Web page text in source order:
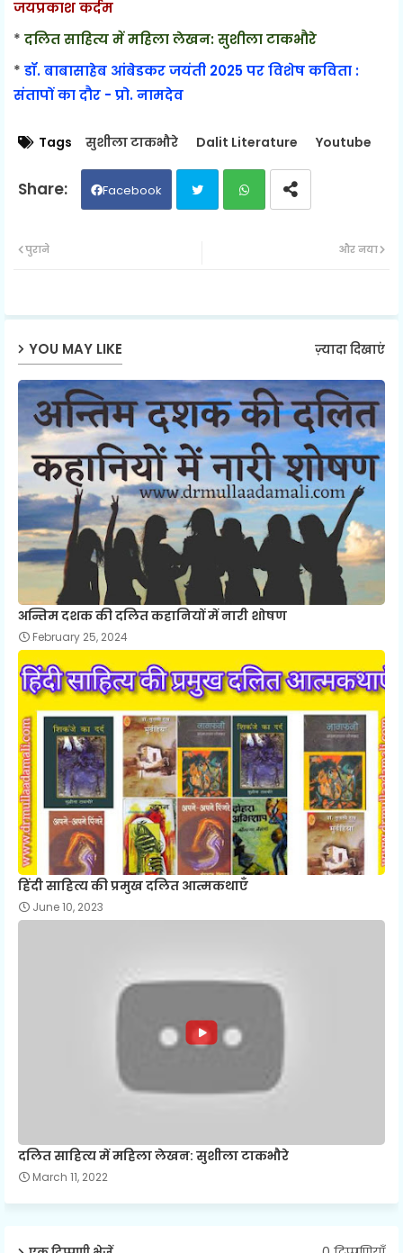
जयप्रकाश कर्दम
* दलित साहित्य में महिला लेखन: सुशीला टाकभौरे
* डॉ. बाबासाहेब आंबेडकर जयंती 2025 पर विशेष कविता :
संतापों का दौर - प्रो. नामदेव
Tags सुशीला टाकभौरे Dalit Literature Youtube
Facebook
ap
और नया
पुराने
YOU MAY LIKE ज़्यादा दिखाएं
अन्तिम दशक की दलित कहानियों में नारी शोषण
February 25, 2024
हिंदी साहित्य की प्रमुख दलित आत्मकथाएँ
June 10, 2023
दलित साहित्य में महिला लेखन: सुशीला टाकभौरे
March 11, 2022